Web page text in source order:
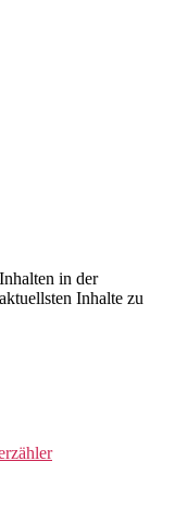
in der
Inhalte zu